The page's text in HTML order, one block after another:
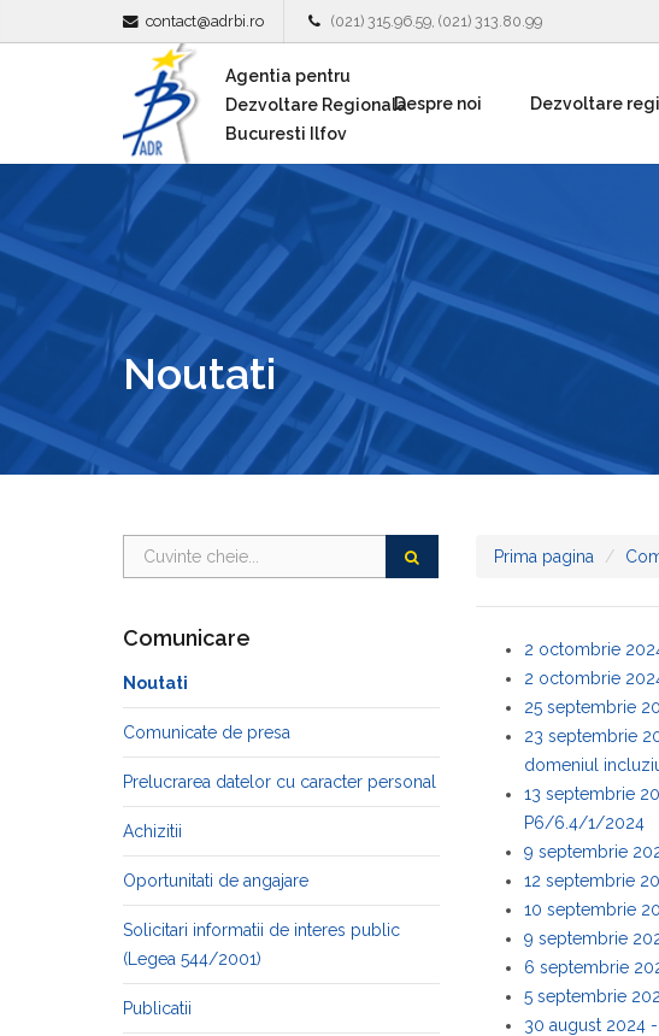
contact@adrbi.ro (021) 315.96.59, (021) 313.80.99
Agentia pentru
Dezvoltare Regionala
Bucuresti Ilfov
Despre noi Dezvoltare
Noutati
Prima pagina
2 octombrie 2024
2 octombrie
25 septembrie
23 septembrie
domeniul
13 septembrie
P6/6.4/1/2024
9 septembrie
12 septembrie
10 septembrie
9 septembrie
6 septembrie
5 septembrie
30 august 2024
Comunicare
Noutati
Comunicate de presa
Prelucrarea datelor cu caracter personal
Achizitii
Oportunitati de angajare
Solicitari informatii de interes public
(Legea 544/2001)
Publicatii